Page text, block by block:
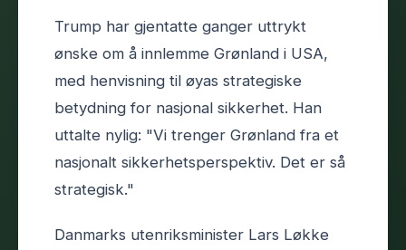
Trump har gjentatte ganger uttrykt
ønske om å innlemme Grønland i USA,
med henvisning til øyas strategiske
betydning for nasjonal sikkerhet. Han
uttalte nylig: "Vi trenger Grønland fra et
nasjonalt sikkerhetsperspektiv. Det er så
strategisk."
Danmarks utenriksminister Lars Løkke